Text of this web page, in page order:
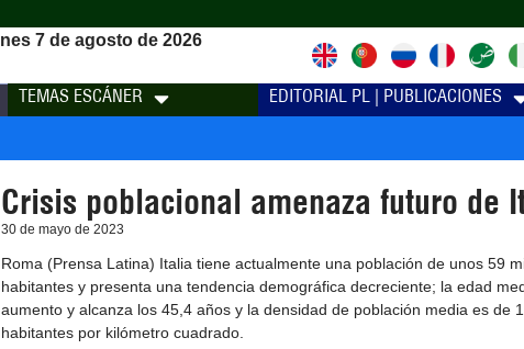
7 de agosto de 2026
TEMAS ESCÁNER EDITORIAL PL | PUBLICACIONES
Crisis poblacional amenaza futuro de
30 de mayo de 2023
Roma (Prensa Latina) Italia tiene actualmente una población de unos 59
habitantes y presenta una tendencia demográfica decreciente; la edad
aumento y alcanza los 45,4 años y la densidad de población media es de
habitantes por kilómetro cuadrado.